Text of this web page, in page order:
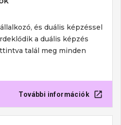
és duális képzéssel
a duális képzés
talál meg minden
További információk